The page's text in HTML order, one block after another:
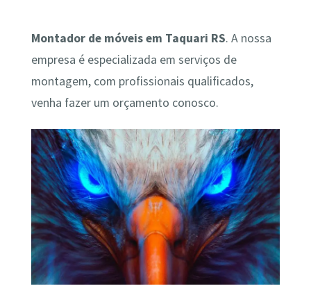
Montador de móveis em Taquari RS. A nossa
empresa é especializada em serviços de
montagem, com profissionais qualificados,
venha fazer um orçamento conosco.